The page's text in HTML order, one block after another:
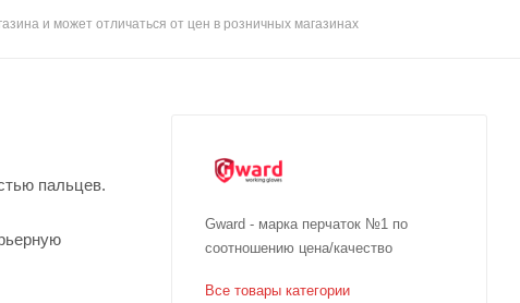
и может отличаться от цен в розничных магазинах
пальцев.
Gward - марка перчаток №1 по
соотношению цена/качество
Все товары категории